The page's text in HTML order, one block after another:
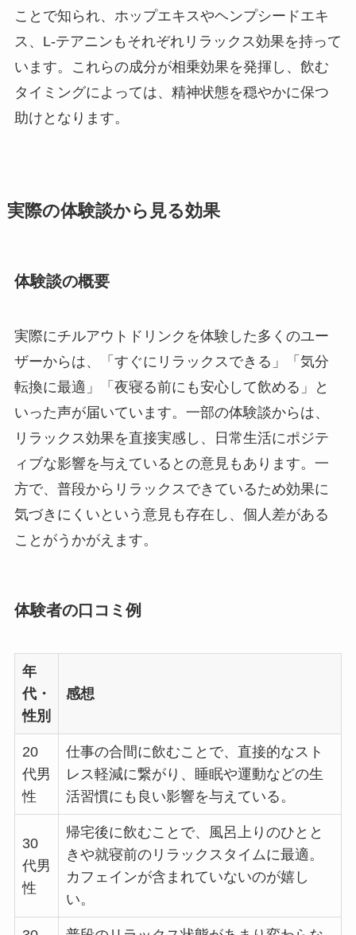
ことで知られ、ホップエキスやヘンプシードエキ
ス、L-テアニンもそれぞれリラックス効果を持って
います。これらの成分が相乗効果を発揮し、飲む
タイミングによっては、精神状態を穏やかに保つ
助けとなります。
実際の体験談から見る効果
体験談の概要
実際にチルアウトドリンクを体験した多くのユー
ザーからは、「すぐにリラックスできる」「気分
転換に最適」「夜寝る前にも安心して飲める」と
いった声が届いています。一部の体験談からは、
リラックス効果を直接実感し、日常生活にポジテ
ィブな影響を与えているとの意見もあります。一
方で、普段からリラックスできているため効果に
気づきにくいという意見も存在し、個人差がある
ことがうかがえます。
体験者の口コミ例
年
代・
性別
感想
20
代男
性
仕事の合間に飲むことで、直接的なスト
レス軽減に繋がり、睡眠や運動などの生
活習慣にも良い影響を与えている。
30
代男
性
帰宅後に飲むことで、風呂上りのひとと
きや就寝前のリラックスタイムに最適。
カフェインが含まれていないのが嬉し
い。